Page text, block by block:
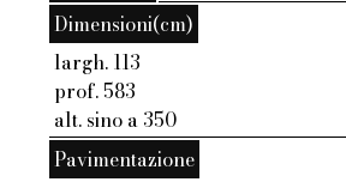
Dimensioni(cm)
largh. 113
prof. 583
alt. sino a 350
Pavimentazione